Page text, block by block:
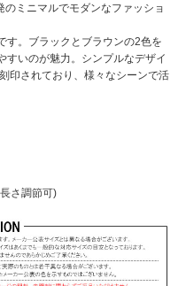
ミニマルでモダンなファッショ
す。ブラックとブラウンの2色を
すいのが魅力。シンプルなデザイ
印されており、様々なシーンで活
さ調節可)